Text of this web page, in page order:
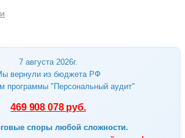
7 августа 2026г.
вернули из бюджета РФ
программы "Персональный аудит"
469 908 078 руб.
споры любой сложности.